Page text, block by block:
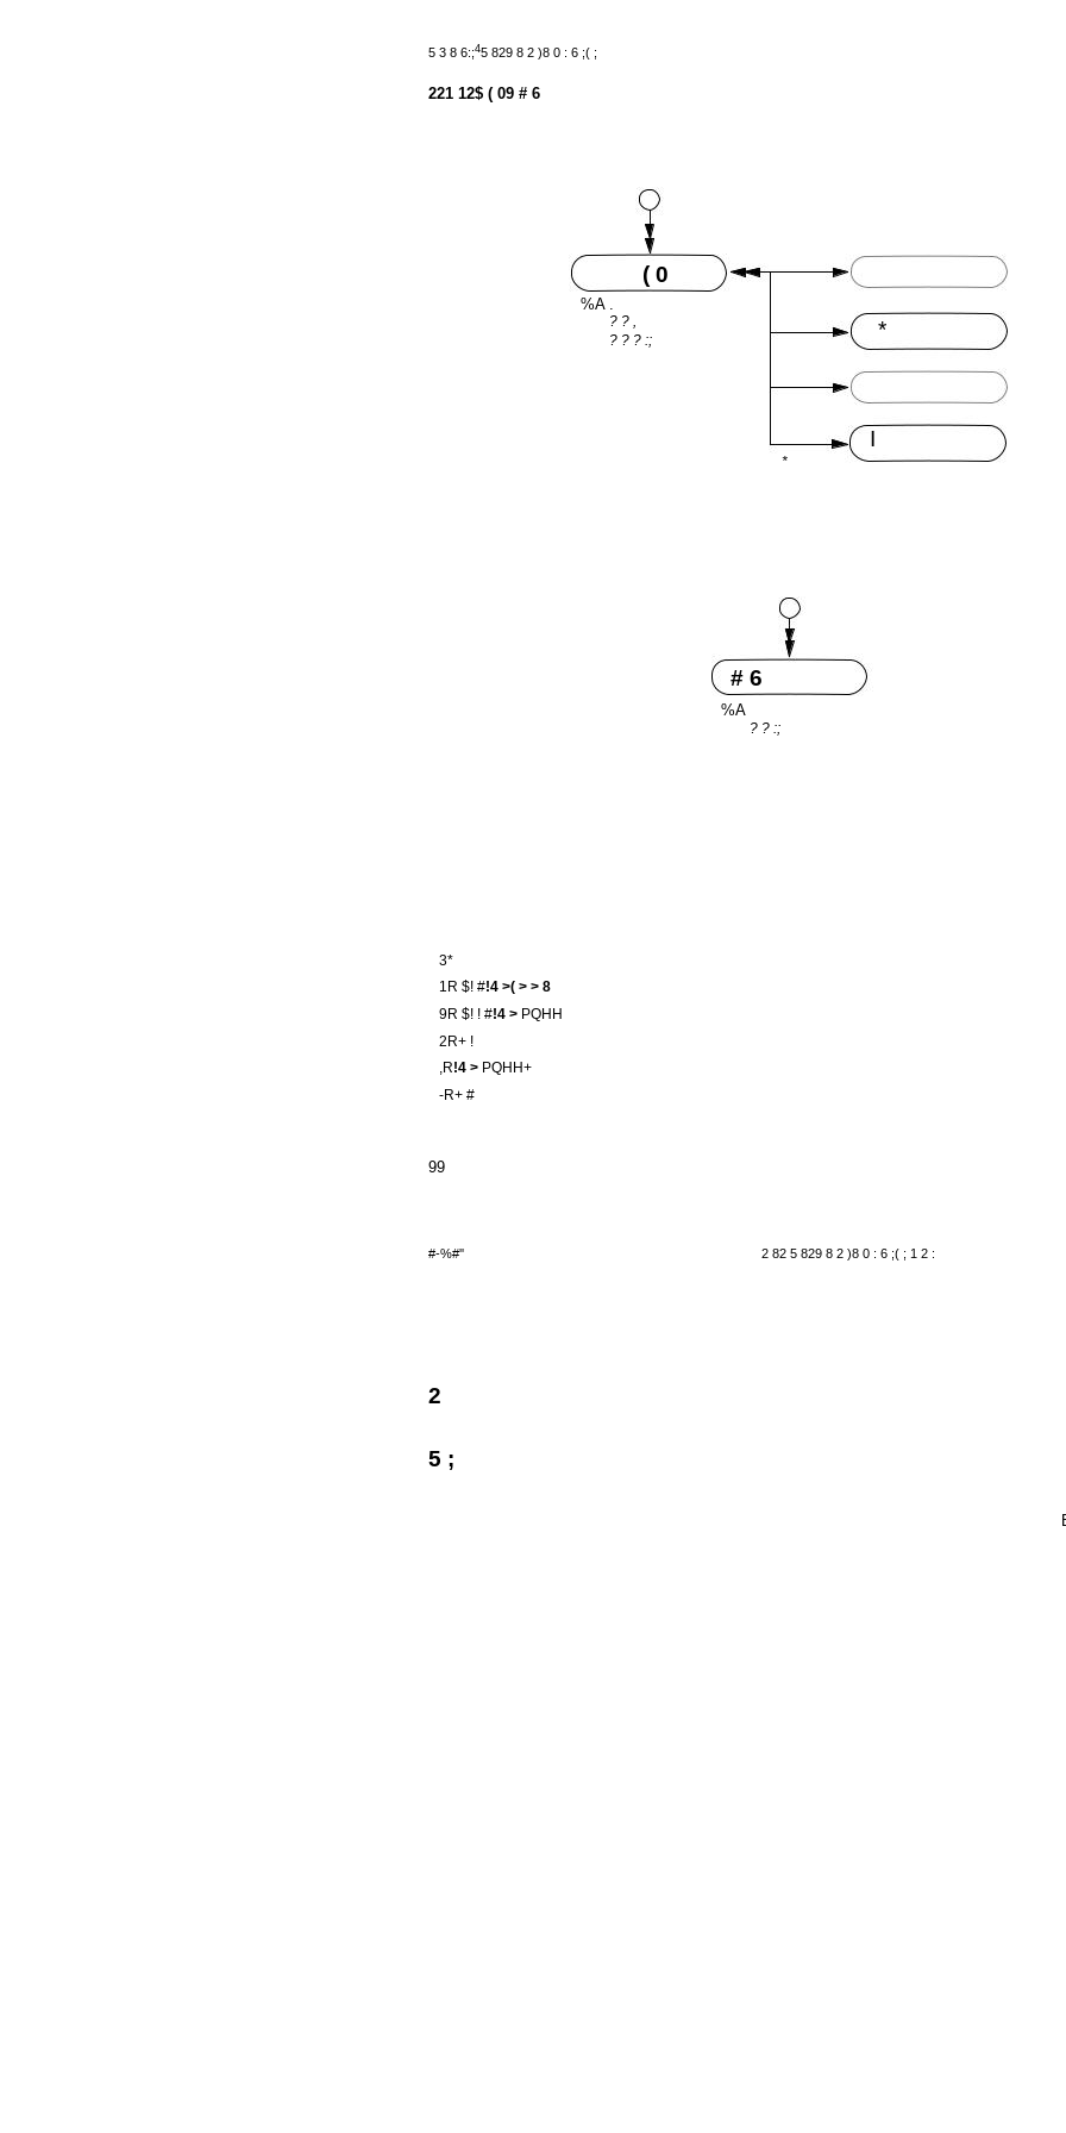
5 3 8 6:;45 829 8 2 )8 0 : 6 ;( ;
221 12$ ( 09 # 6
( 0
%A .
? ? , *
? ? ? :;
I
*
# 6
%A
? ? :;
3*
1R $! #!4 >( > > 8
9R $! ! #!4 > PQHH
2R+ !
,R!4 > PQHH+
-R+ #
99
#-%#'' 2 82 5 829 8 2 )8 0 : 6 ;( ; 1 2 :
2
5 ;